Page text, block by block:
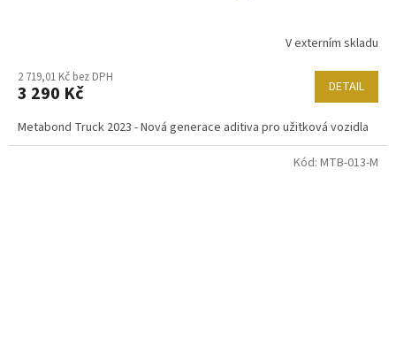
V externím skladu
2 719,01 Kč bez DPH
3 290 Kč DETAIL
Metabond Truck 2023 - Nová generace aditiva pro užitková vozidla
Kód: MTB-013-M